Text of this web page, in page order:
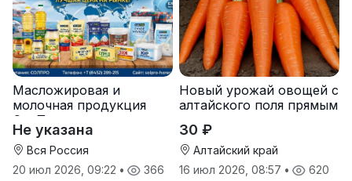
Масложировая и
молочная продукция
СолПро — экспортные
поставки
Не указана
Вся Россия
20 июл 2026, 09:22 • 366
Новый урожай овощей с
алтайского поля прямым
30 ₽
Алтайский край
16 июл 2026, 08:57 • 620